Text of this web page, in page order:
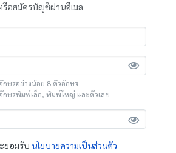
รือสมัครบัญชีผ่านอีเมล
ษรอย่างน้อย 8 ตัวอักษร
กษรพิมพ์เล็ก, พิมพ์ใหญ่ และตัวเลข
ยอมรับ นโยบายความเป็นส่วนตัว